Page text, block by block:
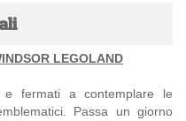
LEGOLAND
e fermati a contemplare le
Passa un giorno